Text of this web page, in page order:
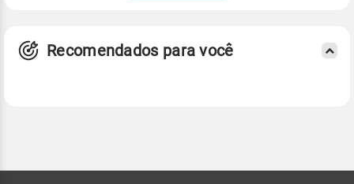
Recomendados para você